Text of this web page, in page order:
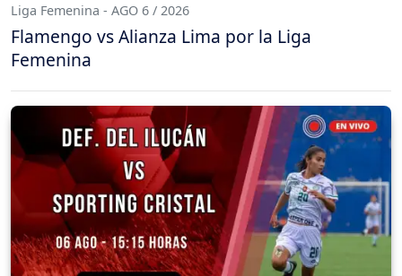
Liga Femenina - AGO 6 / 2026
Flamengo vs Alianza Lima por la Liga
Femenina